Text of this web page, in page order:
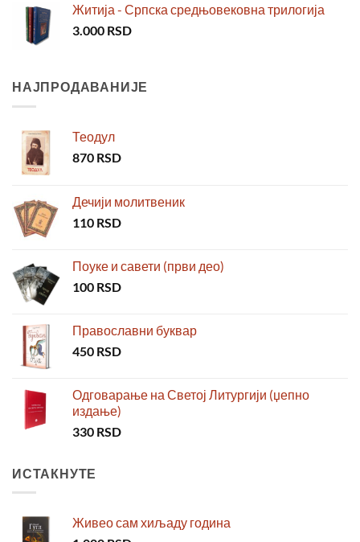
Житија - Српска средњовековна трилогија
3.000 RSD
НАЈПРОДАВАНИЈЕ
Теодул
870 RSD
Дечији молитвеник
110 RSD
Поуке и савети (први део)
100 RSD
Православни буквар
450 RSD
Одговарање на Светој Литургији (џепно
издање)
330 RSD
ИСТАКНУТЕ
Живео сам хиљаду година